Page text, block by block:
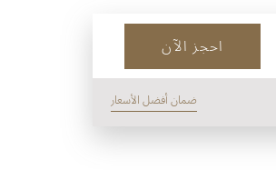
احجز الآن
ضمان أفضل الأسعار